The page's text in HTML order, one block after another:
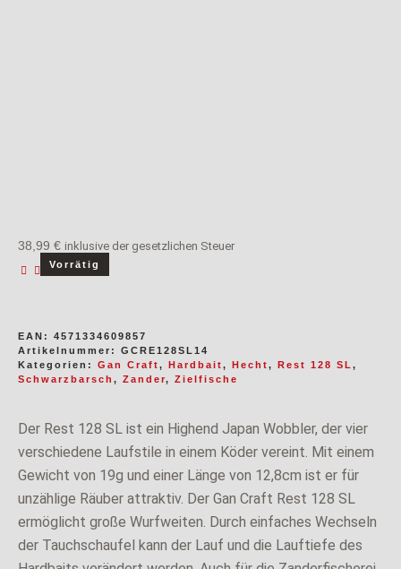
38,99 € inklusive der gesetzlichen Steuer
EAN: 4571334609857
Artikelnummer: GCRE128SL14
Kategorien: Gan Craft, Hardbait, Hecht, Rest 128 SL ,
Schwarzbarsch , Zander, Zielfische
Der Rest 128 SL ist ein Highend Japan Wobbler, der vier
verschiedene Laufstile in einem Köder vereint. Mit einem
Gewicht von 19g und einer Länge von 12,8cm ist er für
unzählige Räuber attraktiv. Der Gan Craft Rest 128 SL
ermöglicht große Wurfweiten. Durch einfaches Wechseln
der Tauchschaufel kann der Lauf und die Lauftiefe des
Vorrätig